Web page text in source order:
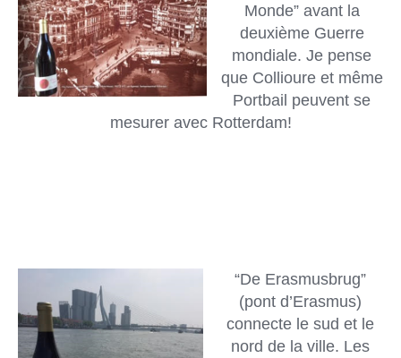
Monde” avant la
deuxième Guerre
mondiale. Je pense
que Collioure et même
Portbail peuvent se
mesurer avec Rotterdam!
“De Erasmusbrug”
(pont d’Erasmus)
connecte le sud et le
nord de la ville. Les